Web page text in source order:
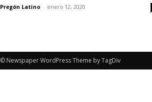
Pregón Latino - enero 12, 2020
© Newspaper WordPress Theme by TagDiv